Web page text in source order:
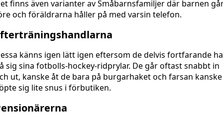
finns även varianter av Småbarnsfamiljer där barnen
och föräldrarna håller på med varsin telefon.
känns igen lätt igen eftersom de delvis fortfarande
sig sina fotbolls-hockey-ridprylar. De går oftast snabbt in
ut, kanske åt de bara på burgarhaket och farsan kanske
sig lite snus i förbutiken.